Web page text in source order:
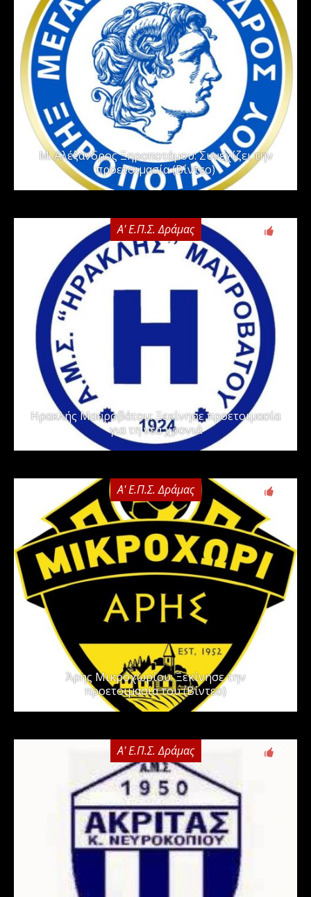
Μ. Αλέξανδρος Ξηροποτάμου: Συνεχίζει την
προετοιμασία (Βίντεο)
Α' Ε.Π.Σ. Δράμας
Ηρακλής Μαυροβάτου: Ξεκίνησε προετοιμασία
για τη νέα χρονιά
Α' Ε.Π.Σ. Δράμας
Άρης Μικροχωρίου: Ξεκίνησε την
προετοιμασία του (Βίντεο)
Α' Ε.Π.Σ. Δράμας